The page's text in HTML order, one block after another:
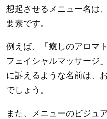
想起させるメニュー名は
要素です。
例えば、「癒しのアロマ
フェイシャルマッサージ
に訴えるような名前は、
でしょう。
また、メニューのビジュ